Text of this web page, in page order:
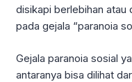
disikapi berlebihan atau
pada gejala “paranoia
Gejala paranoia sosial
antaranya bisa dilihat